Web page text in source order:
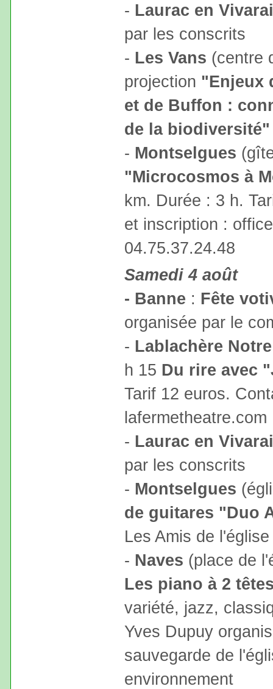
- Laurac en
par les conscrits
- Les Vans (centre
projection "Enjeux
et de Buffon :
de la biodiversité"
- Montselgues
"Microcosmos à
km. Durée : 3 h.
et inscription :
04.75.37.24.48
Samedi 4 août
- Banne : Fête
organisée par le
- Lablachère
h 15 Du rire avec
Tarif 12 euros.
lafermetheatre.com
- Laurac en
par les conscrits
- Montselgues
de guitares "Duo
Les Amis de l'église
- Naves (place de
Les piano à 2
variété, jazz,
Yves Dupuy
sauvegarde de
environnement